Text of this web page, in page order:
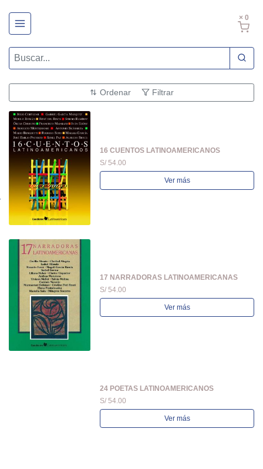
× 0
Ordenar Filtrar
16 CUENTOS LATINOAMERICANOS
S/ 54.00
Ver más
17 NARRADORAS LATINOAMERICANAS
S/ 54.00
Ver más
24 POETAS LATINOAMERICANOS
S/ 54.00
Ver más